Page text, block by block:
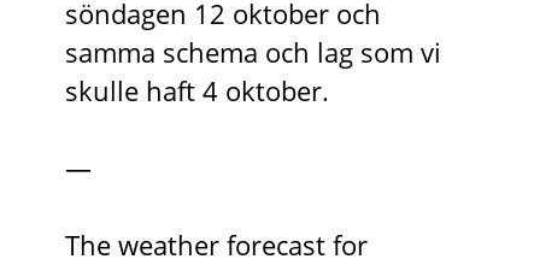
söndagen 12 oktober och
samma schema och lag som vi
skulle haft 4 oktober.
—
The weather forecast for